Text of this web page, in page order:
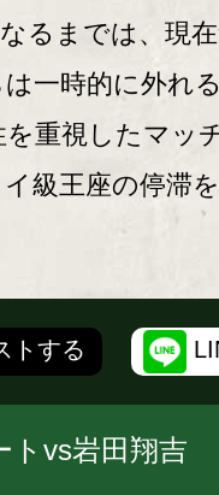
るまでは、現
一時的に外れ
重視したマッ
級王座の停滞
トする
トvs岩田翔吉